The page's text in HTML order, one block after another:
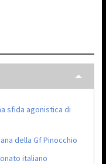
sfida agonistica di
della Gf Pinocchio
italiano